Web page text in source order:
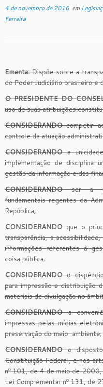
4 de novembro de 2016 em
Ferreira
Ementa:Dispõe sobre a
do Poder Judiciário brasileiro e
O PRESIDENTE DO
uso de suas atribuições
CONSIDERANDOcompetir
controle da atuação
CONSIDERANDOa
implementação de disciplina
gestão da informação e das
CONSIDERANDOser a
fundamentais regentes da
República;
CONSIDERANDOque o
transparência, a
informações referentes à
coisa pública;
CONSIDERANDOo
para impressão e distribuição
materiais de divulgação no
CONSIDERANDOa
impressas pelas mídias
preservação do meio-ambiente;
CONSIDERANDOo
Constituição Federal, e nos
nº 101, de 4 de maio de
Lei Complementar nº 131, de